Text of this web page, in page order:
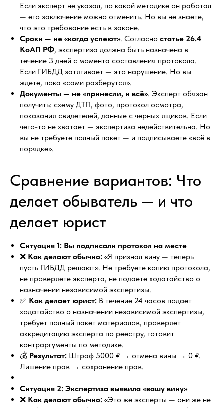
Если эксперт не указал, по какой методике он работал
— его заключение можно отменить. Но вы не знаете,
что это требование есть в законе.
Сроки — не «когда успеют». Согласно статье 26.4
КоАП РФ, экспертиза должна быть назначена в
течение 3 дней с момента составления протокола.
Если ГИБДД затягивает — это нарушение. Но вы
ждете, пока «сами разберутся».
Документы — не «принесли, и всё». Эксперт обязан
получить: схему ДТП, фото, протокол осмотра,
показания свидетелей, данные с черных ящиков. Если
чего-то не хватает — экспертиза недействительна. Но
вы не требуете полный пакет — и подписываете «всё в
порядке».
Сравнение вариантов: Что
делает обыватель — и что
делает юрист
Ситуация 1: Вы подписали протокол на месте
❌ Как делают обычно: «Я признал вину — теперь
пусть ГИБДД решают». Не требуете копию протокола,
не проверяете эксперта, не подаете ходатайство о
назначении независимой экспертизы.
✅ Как делает юрист: В течение 24 часов подает
ходатайство о назначении независимой экспертизы,
требует полный пакет материалов, проверяет
аккредитацию эксперта по реестру, готовит
контраргументы по методике.
💰 Результат: Штраф 5000 ₽ → отмена вины → 0 ₽.
Лишение прав → сохранение прав.
Ситуация 2: Экспертиза выявила «вашу вину»
❌ Как делают обычно: «Это же эксперты — они же не